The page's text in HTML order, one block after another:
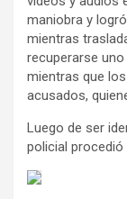
maniobra y
mientras
recuperarse
mientras que
acusados,
Luego de ser
policial